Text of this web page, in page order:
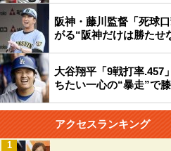
阪神・藤川監督「死球
がる“阪神だけは勝たせ
大谷翔平「9戦打率
ちたい一心の“暴走”で
アクセスランキング
1